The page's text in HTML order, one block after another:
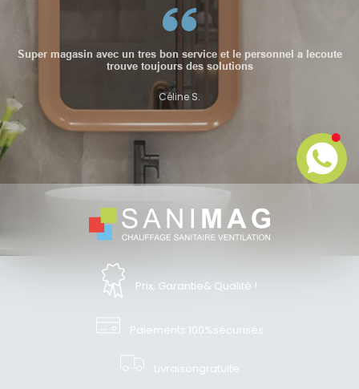
Céline S.
Super magasin avec un tres bon service et le personnel a lecoute
trouve toujours des solutions
Céline S.
Céline S.
Prix, Garantie& Qualité !
Paiements 100%sécurisés
Livraisongratuite